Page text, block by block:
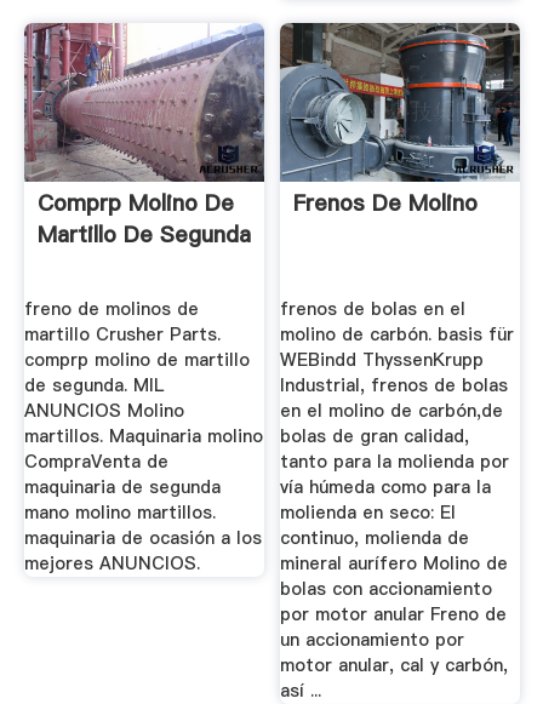
Comprp Molino De
Martillo De Segunda
freno de molinos de
martillo Crusher Parts.
comprp molino de martillo
de segunda. MIL
ANUNCIOS Molino
martillos. Maquinaria molino
CompraVenta de
maquinaria de segunda
mano molino martillos.
maquinaria de ocasión a los
mejores ANUNCIOS.
Frenos De Molino
frenos de bolas en el
molino de carbón. basis für
WEBindd ThyssenKrupp
Industrial, frenos de bolas
en el molino de carbón,de
bolas de gran calidad,
tanto para la molienda por
vía húmeda como para la
molienda en seco: El
continuo, molienda de
mineral aurífero Molino de
bolas con accionamiento
por motor anular Freno de
un accionamiento por
motor anular, cal y carbón,
así ...